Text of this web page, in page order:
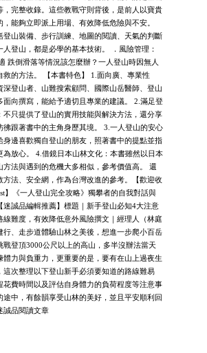
，完整收錄。這些教戰守則背後，是前人以寶貴
能夠立即派上用場、有效降低危險與不安。
登山裝備、步行訓練、地圖的閱讀、天氣的判斷
人登山，都是必學的基本技術。 ．風險管理：
跌倒滑落等情況該怎麼辦？一人登山時因無人
救的方法。 【本書特色】 1.面向廣、專業性
深登山者、山難搜索顧問、國際山岳醫師、登山
面向撰寫，能給予適切且專業的建議。 2.滿足登
不只提供了登山的實用技能與解決方法，還分享
彿跟著書中的主角身歷其境。 3.一人登山的安心
身邊喜歡獨自登山的朋友，照著書中的提點並指
為放心。 4.借鏡日本山林文化：本書雖然以日本
方法與遇到的危機大多相似，參考價值高。 還
方法、安全網，作為台灣改進的參考。【歡迎收
】《一人登山完全攻略》獨攀者的自我對話與
迷誠品編輯推薦】標題｜新手登山必知4大注意
線難度，有效降低意外風險撰文｜經理人（林庭
行、走步道體驗山林之美後，想進一步爬小百岳
戰登頂3000公尺以上的高山，多半沒辦法當天
體力與負重力，更重要的是，要有在山上過夜生
這次整理以下登山新手必須要知道的路線難易
花費時間以及評估自身體力的負荷程度等注意事
途中，有餘韻享受山林的美好，並且平安順利回
品閱讀文章